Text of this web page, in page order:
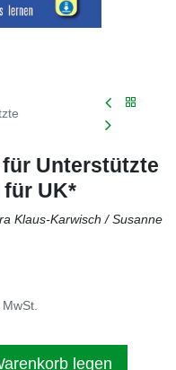
Unterstützte
UK*
Klaus-Karwisch / Susanne
legen